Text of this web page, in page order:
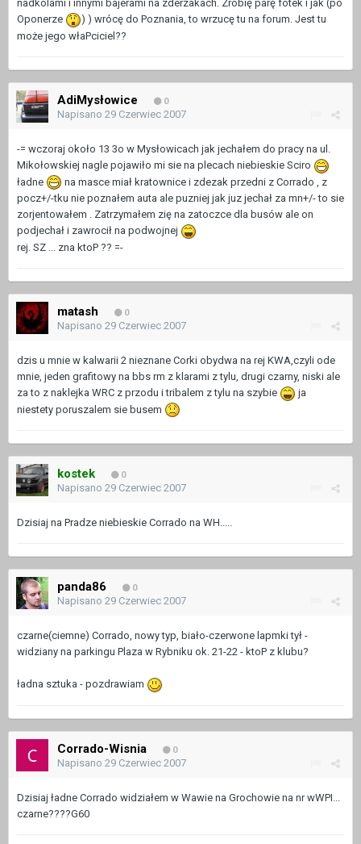
nadkolami i innymi bajerami na zderzakach. Zrobię parę fotek i jak (po
Oponerze
) ) wrócę do Poznania, to wrzucę tu na forum. Jest tu
może jego właPciciel??
AdiMysłowice 0
Napisano 29 Czerwiec 2007
-= wczoraj około 13 3o w Mysłowicach jak jechałem do pracy na ul.
Mikołowskiej nagle pojawiło mi sie na plecach niebieskie Sciro
ładne
na masce miał kratownice i zdezak przedni z Corrado , z
pocz+/-tku nie poznałem auta ale puzniej jak juz jechał za mn+/- to sie
zorjentowałem . Zatrzymałem zię na zatoczce dla busów ale on
podjechał i zawrocił na podwojnej
rej. SZ ... zna ktoP ?? =-
matash 0
Napisano 29 Czerwiec 2007
dzis u mnie w kalwarii 2 nieznane Corki obydwa na rej KWA,czyli ode
mnie, jeden grafitowy na bbs rm z klarami z tylu, drugi czarny, niski ale
za to z naklejka WRC z przodu i tribalem z tylu na szybie
ja
niestety poruszalem sie busem
kostek 0
Napisano 29 Czerwiec 2007
Dzisiaj na Pradze niebieskie Corrado na WH.....
panda86 0
Napisano 29 Czerwiec 2007
czarne(ciemne) Corrado, nowy typ, biało-czerwone lapmki tył -
widziany na parkingu Plaza w Rybniku ok. 21-22 - ktoP z klubu?
ładna sztuka - pozdrawiam
Corrado-Wisnia 0
Napisano 29 Czerwiec 2007
Dzisiaj ładne Corrado widziałem w Wawie na Grochowie na nr wWPI...
czarne????G60